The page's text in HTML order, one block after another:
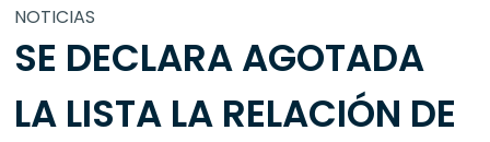
NOTICIAS
SE DECLARA AGOTADA
LA LISTA LA RELACIÓN DE